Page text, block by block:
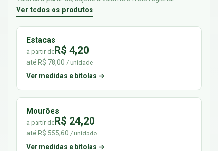
Ver todos os produtos
Estacas
a partir deR$ 4,20
até R$ 78,00 / unidade
Ver medidas e bitolas →
Mourões
a partir deR$ 24,20
até R$ 555,60 / unidade
Ver medidas e bitolas →